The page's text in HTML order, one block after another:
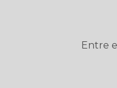
Entre